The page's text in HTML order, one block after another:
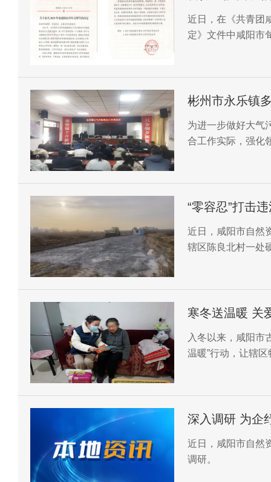
单位”荣誉称号
近日，在《共青团
定》文件中咸阳市
彬州市永乐镇
为进一步做好大气
合工作实际，强化
“零容忍”打击
近日，咸阳市自然
辖区陈良北村一处
寒冬送温暖 关
入冬以来，咸阳市
温暖”行动，让辖区
深入调研 为企
近日，咸阳市自然
调研。